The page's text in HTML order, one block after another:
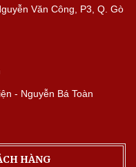
Văn Công, P3, Q. Gò
- Nguyễn Bá Toàn
HÀNG